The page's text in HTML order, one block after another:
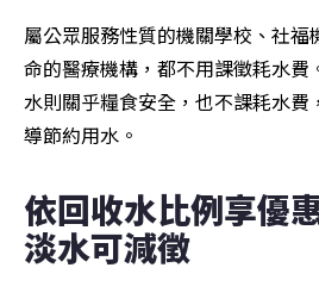
屬公眾服務性質的機關學校、社
命的醫療機構，都不用課徵耗水費
水則關乎糧食安全，也不課耗水費
導節約用水。
依回收水比例享優
淡水可減徵